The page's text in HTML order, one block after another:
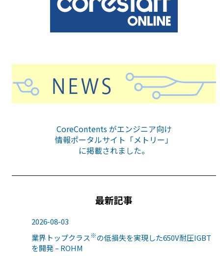
CoreContents がエンジニア向け
情報ポータルサイト「メトリー」
に掲載されました。
最新記事
2026-08-03
業界トップクラス※の低損失を実現した650V耐圧IGBT
を開発 – ROHM